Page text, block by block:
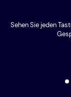
Sehen Sie jeden